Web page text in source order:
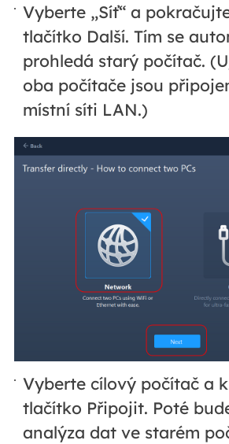
Vyberte „Síť“ a
tlačítko Další. Tím se
prohledá starý počítač.
oba počítače jsou
místní síti LAN.)
Vyberte cílový počítač a
tlačítko Připojit. Poté
analýza dat ve starém